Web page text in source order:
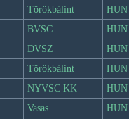
Törökbálint HUN
BVSC HUN
DVSZ HUN
Törökbálint HUN
NYVSC KK HUN
Vasas HUN